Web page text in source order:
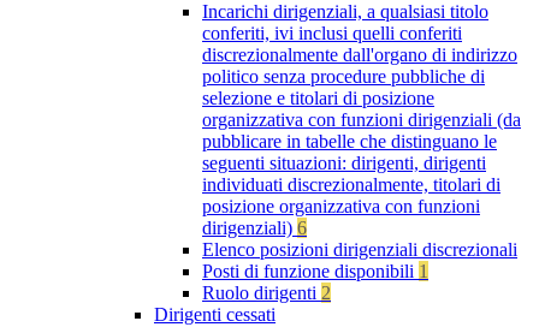
Incarichi dirigenziali, a qualsiasi titolo
conferiti, ivi inclusi quelli conferiti
discrezionalmente dall'organo di indirizzo
politico senza procedure pubbliche di
selezione e titolari di posizione
organizzativa con funzioni dirigenziali (da
pubblicare in tabelle che distinguano le
seguenti situazioni: dirigenti, dirigenti
individuati discrezionalmente, titolari di
posizione organizzativa con funzioni
dirigenziali) 6
Elenco posizioni dirigenziali discrezionali
Posti di funzione disponibili 1
Ruolo dirigenti 2
Dirigenti cessati